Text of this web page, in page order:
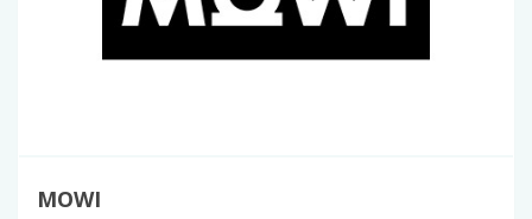
MOWI